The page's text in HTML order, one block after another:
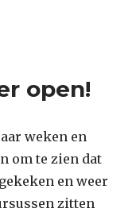
open!
weken en
om te zien dat
en weer
zitten